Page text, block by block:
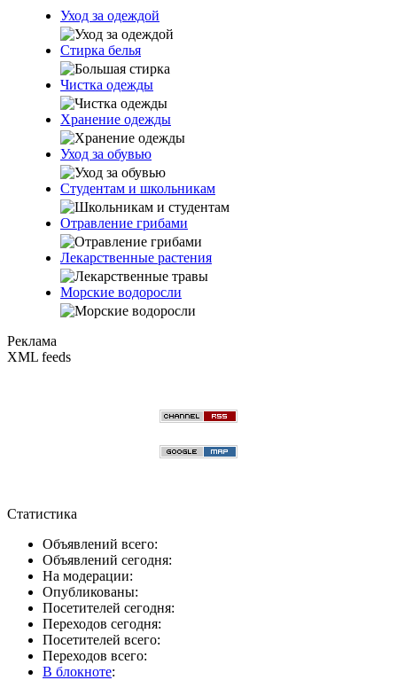
Уход за одеждой
Стирка белья
Чистка одежды
Хранение одежды
Уход за обувью
Студентам и школьникам
Отравление грибами
Лекарственные растения
Морские водоросли
Реклама
XML feeds
Статистика
Объявлений всего:
Объявлений сегодня:
На модерации:
Опубликованы:
Посетителей сегодня:
Переходов сегодня:
Посетителей всего:
Переходов всего:
В блокноте: